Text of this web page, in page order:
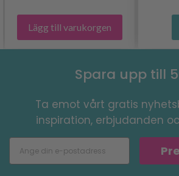
Lägg till varukorgen
Spara upp till
Ta emot vårt gratis
inspiration, erbjudanden